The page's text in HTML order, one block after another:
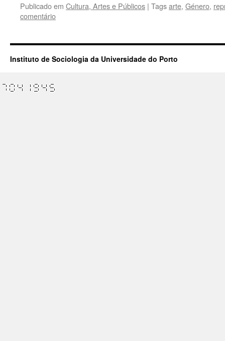
Publicado em Cultura, Artes e Públicos | Tagsarte, Género,
comentário
Instituto de Sociologia da Universidade do Porto